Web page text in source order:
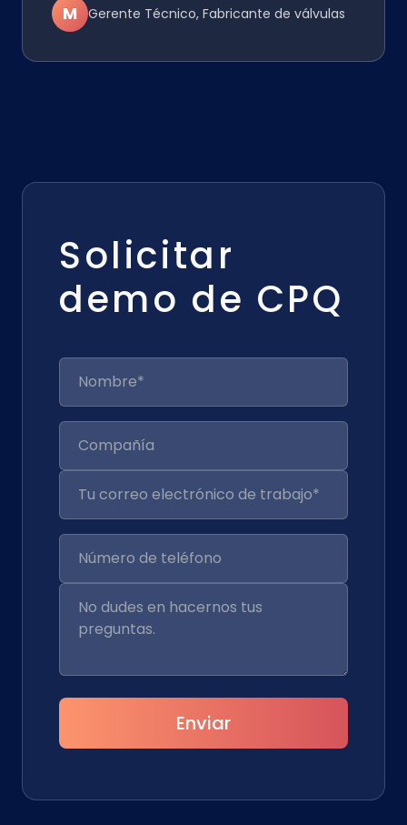
M Gerente Técnico, Fabricante de válvulas
Solicitar
demo de CPQ
Enviar